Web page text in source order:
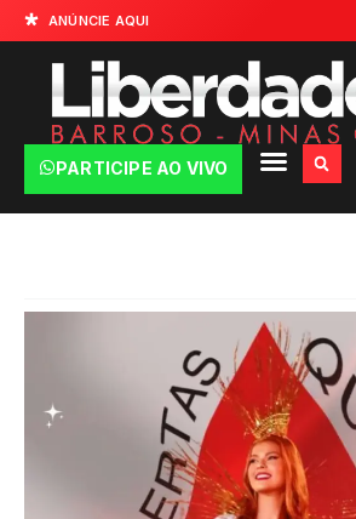
ANÚNCIE AQUI
PARTICIPE AO VIVO